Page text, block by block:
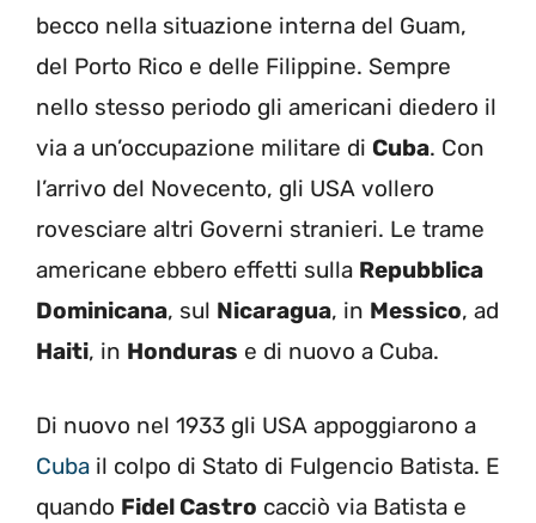
becco nella situazione interna del Guam,
del Porto Rico e delle Filippine. Sempre
nello stesso periodo gli americani diedero il
via a un’occupazione militare di Cuba. Con
l’arrivo del Novecento, gli USA vollero
rovesciare altri Governi stranieri. Le trame
americane ebbero effetti sulla Repubblica
Dominicana, sul Nicaragua, in Messico, ad
Haiti, in Honduras e di nuovo a Cuba.
Di nuovo nel 1933 gli USA appoggiarono a
Cuba il colpo di Stato di Fulgencio Batista. E
quando Fidel Castro cacciò via Batista e